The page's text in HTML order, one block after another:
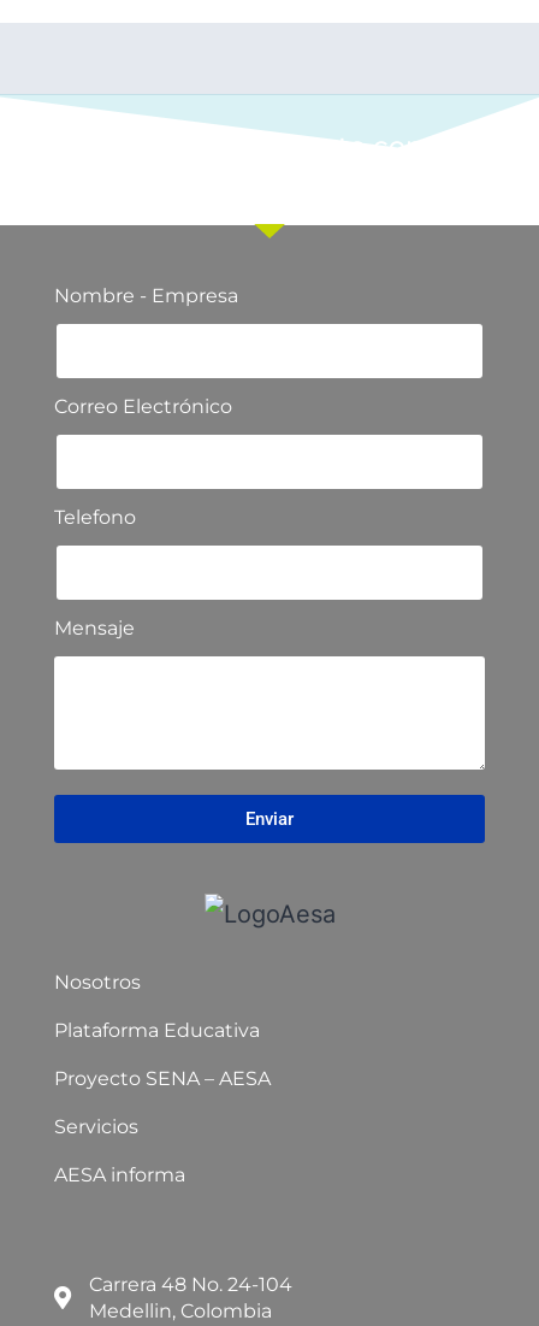
Ponte en contacto con
Nombre - Empresa
Correo Electrónico
Telefono
Mensaje
Enviar
Nosotros
Plataforma Educativa
Proyecto SENA – AESA
Servicios
AESA informa
Carrera 48 No. 24-104
Medellin, Colombia